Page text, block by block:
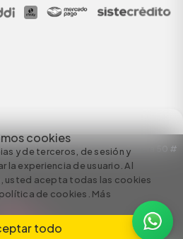
cookies
y de terceros, de sesión y
la experiencia de usuario. Al
usted acepta todas las cookies
de cookies. Más
todo
NIT: 890924167-6 Dirección: Carrera 50 #